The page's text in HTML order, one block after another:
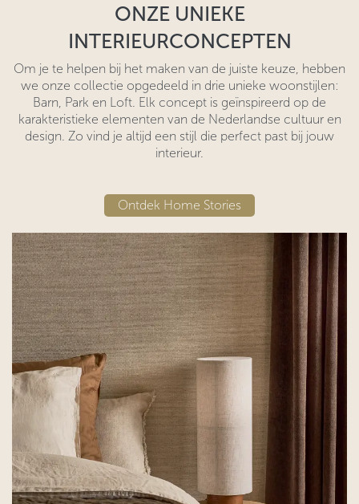
ONZE UNIEKE
INTERIEURCONCEPTEN
Om je te helpen bij het maken van de juiste keuze, hebben
we onze collectie opgedeeld in drie unieke woonstijlen:
Barn, Park en Loft. Elk concept is geïnspireerd op de
karakteristieke elementen van de Nederlandse cultuur en
design. Zo vind je altijd een stijl die perfect past bij jouw
interieur.
Ontdek Home Stories​​